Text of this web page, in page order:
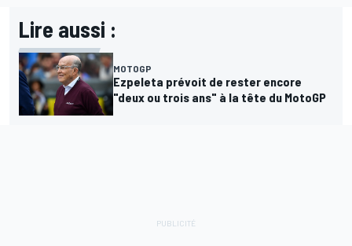
Lire aussi :
MOTOGP
Ezpeleta prévoit de rester encore
"deux ou trois ans" à la tête du MotoGP